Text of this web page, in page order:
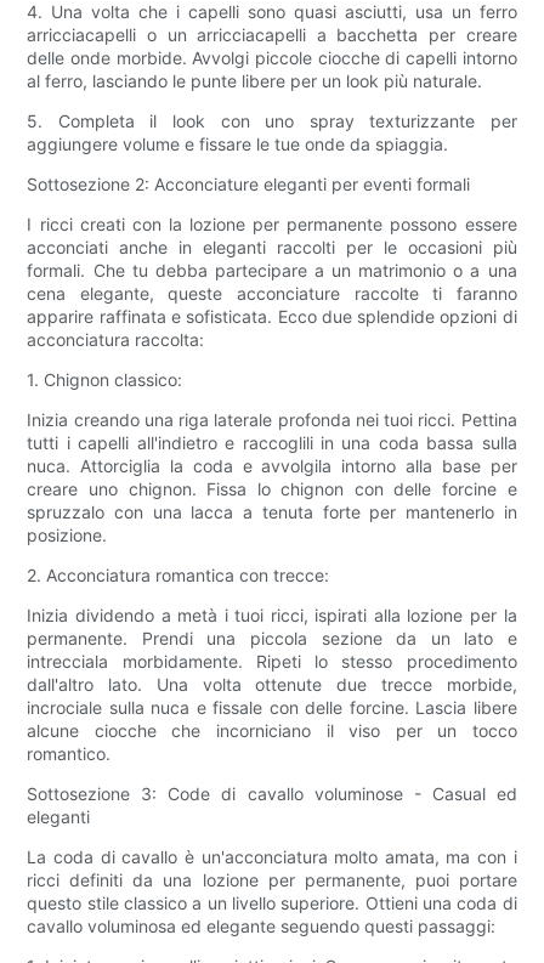
4. Una volta che i capelli sono quasi asciutti, usa un ferro
arricciacapelli o un arricciacapelli a bacchetta per creare
delle onde morbide. Avvolgi piccole ciocche di capelli intorno
al ferro, lasciando le punte libere per un look più naturale.
5. Completa il look con uno spray texturizzante per
aggiungere volume e fissare le tue onde da spiaggia.
Sottosezione 2: Acconciature eleganti per eventi formali
I ricci creati con la lozione per permanente possono essere
acconciati anche in eleganti raccolti per le occasioni più
formali. Che tu debba partecipare a un matrimonio o a una
cena elegante, queste acconciature raccolte ti faranno
apparire raffinata e sofisticata. Ecco due splendide opzioni di
acconciatura raccolta:
1. Chignon classico:
Inizia creando una riga laterale profonda nei tuoi ricci. Pettina
tutti i capelli all'indietro e raccoglili in una coda bassa sulla
nuca. Attorciglia la coda e avvolgila intorno alla base per
creare uno chignon. Fissa lo chignon con delle forcine e
spruzzalo con una lacca a tenuta forte per mantenerlo in
posizione.
2. Acconciatura romantica con trecce:
Inizia dividendo a metà i tuoi ricci, ispirati alla lozione per la
permanente. Prendi una piccola sezione da un lato e
intrecciala morbidamente. Ripeti lo stesso procedimento
dall'altro lato. Una volta ottenute due trecce morbide,
incrociale sulla nuca e fissale con delle forcine. Lascia libere
alcune ciocche che incorniciano il viso per un tocco
romantico.
Sottosezione 3: Code di cavallo voluminose - Casual ed
eleganti
La coda di cavallo è un'acconciatura molto amata, ma con i
ricci definiti da una lozione per permanente, puoi portare
questo stile classico a un livello superiore. Ottieni una coda di
cavallo voluminosa ed elegante seguendo questi passaggi: